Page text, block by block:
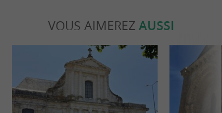
VOUS AIMEREZ AUSSI